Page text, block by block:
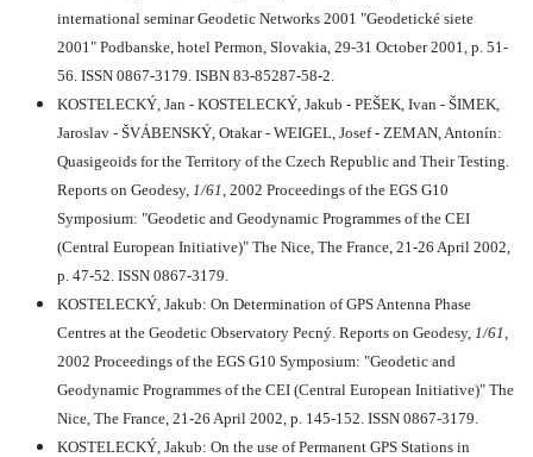
international seminar Geodetic Networks 2001 "Geodetické siete
2001" Podbanske, hotel Permon, Slovakia, 29-31 October 2001, p. 51-
56. ISSN 0867-3179. ISBN 83-85287-58-2.
KOSTELECKÝ, Jan - KOSTELECKÝ, Jakub - PEŠEK, Ivan - ŠIMEK,
Jaroslav - ŠVÁBENSKÝ, Otakar - WEIGEL, Josef - ZEMAN, Antonín:
Quasigeoids for the Territory of the Czech Republic and Their Testing.
Reports on Geodesy, 1/61, 2002 Proceedings of the EGS G10
Symposium: "Geodetic and Geodynamic Programmes of the CEI
(Central European Initiative)" The Nice, The France, 21-26 April 2002,
p. 47-52. ISSN 0867-3179.
KOSTELECKÝ, Jakub: On Determination of GPS Antenna Phase
Centres at the Geodetic Observatory Pecný. Reports on Geodesy, 1/61,
2002 Proceedings of the EGS G10 Symposium: "Geodetic and
Geodynamic Programmes of the CEI (Central European Initiative)" The
Nice, The France, 21-26 April 2002, p. 145-152. ISSN 0867-3179.
KOSTELECKÝ, Jakub: On the use of Permanent GPS Stations in